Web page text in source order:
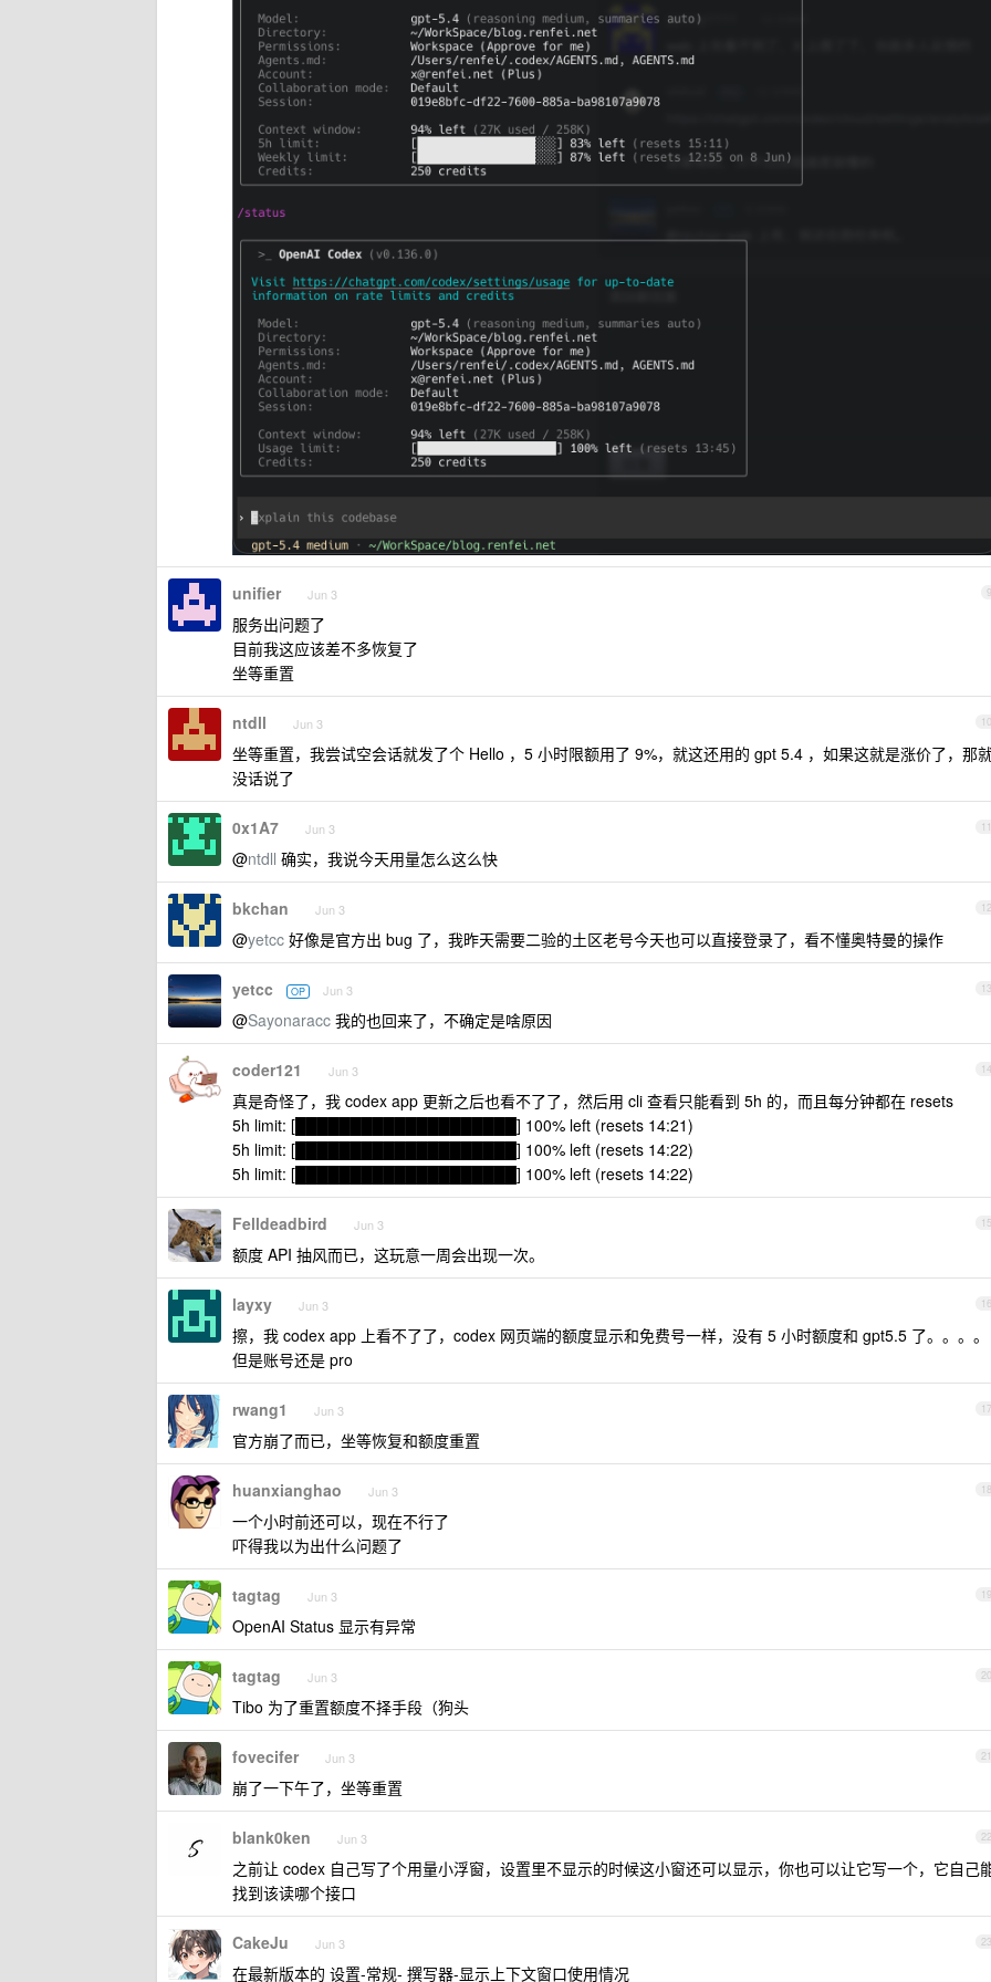
9
unifier Jun 3
服务出问题了
目前我这应该差不多恢复了
坐等重置
10
ntdll Jun 3
坐等重置，我尝试空会话就发了个 Hello ，5 小时限额用了 9%，就这还用的 gpt 5.4 ，如果这就是涨价了，那
没话说了
11
0x1A7 Jun 3
@ntdll 确实，我说今天用量怎么这么快
12
bkchan Jun 3
@yetcc 好像是官方出 bug 了，我昨天需要二验的土区老号今天也可以直接登录了，看不懂奥特曼的操作
13
yetcc OP Jun 3
@Sayonaracc 我的也回来了，不确定是啥原因
14
coder121 Jun 3
真是奇怪了，我 codex app 更新之后也看不了了，然后用 cli 查看只能看到 5h 的，而且每分钟都在 resets
5h limit: [████████████████████] 100% left (resets 14:21)
5h limit: [████████████████████] 100% left (resets 14:22)
5h limit: [████████████████████] 100% left (resets 14:22)
15
Felldeadbird Jun 3
额度 API 抽风而已，这玩意一周会出现一次。
16
layxy Jun 3
擦，我 codex app 上看不了了，codex 网页端的额度显示和免费号一样，没有 5 小时额度和 gpt5.5 了。。。。
但是账号还是 pro
17
rwang1 Jun 3
官方崩了而已，坐等恢复和额度重置
18
huanxianghao Jun 3
一个小时前还可以，现在不行了
吓得我以为出什么问题了
19
tagtag Jun 3
OpenAI Status 显示有异常
20
tagtag Jun 3
Tibo 为了重置额度不择手段（狗头
21
fovecifer Jun 3
崩了一下午了，坐等重置
22
blank0ken Jun 3
之前让 codex 自己写了个用量小浮窗，设置里不显示的时候这小窗还可以显示，你也可以让它写一个，它自己
找到该读哪个接口
23
CakeJu Jun 3
在最新版本的 设置-常规- 撰写器-显示上下文窗口使用情况